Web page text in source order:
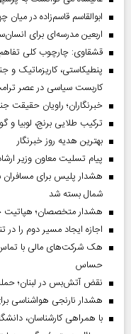
ابوالقاسم قاسم‌زاده در
اربعین مدرسه‌ای برای
قشقاوی: چارچوب کلی
پنطیکاستی، کاریزماتیک و
کاربست سیاسی در عصر
خبرنگاران؛ راویان حقیقت
ترکیب طلایی برنج، لوبیا
بهترین هدیه روز خبرنگار
پیام تسلیت معاون وزیر
هشدار پلیس برای
شمال بسته شد
هشدار متخصصان؛ هپاتیت
اجازه ایجاد مسیر دوم را
هک شرکت‌های مالی با
حساس
نقض آتش‌بس در لبنان؛
هشدار نارنجی هواشناسی برای ۴ استان؛ خطر سیلاب و رعدوبرق در
با همراهی کارشناسان،